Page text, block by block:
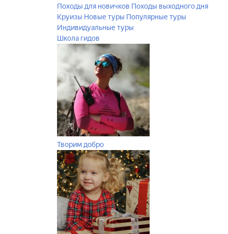
Походы для новичков Походы выходного дня
Круизы Новые туры Популярные туры
Индивидуальные туры
Школа гидов
Творим добро